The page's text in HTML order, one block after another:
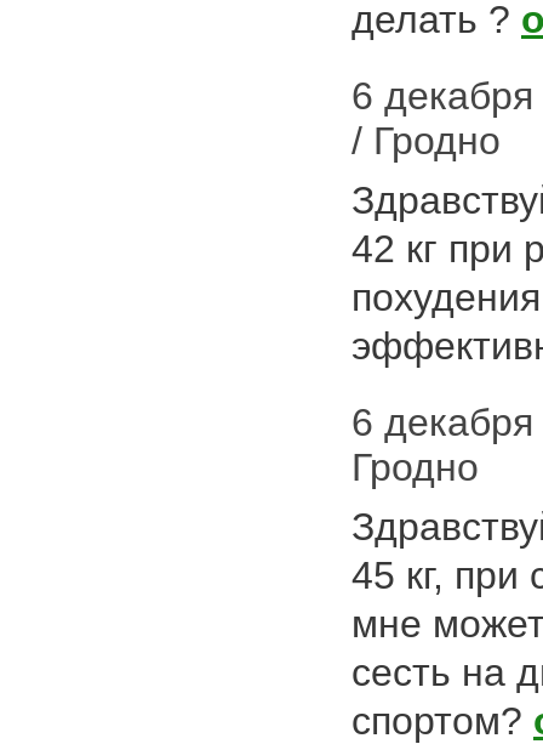
делать ?
6
/ Гродно
42 кг при
6
Гродно
45 кг, при
мне
сесть на
спортом?